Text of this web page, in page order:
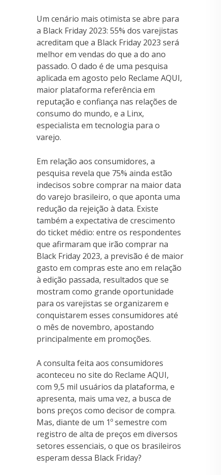
Um cenário mais otimista se abre para
a Black Friday 2023: 55% dos varejistas
acreditam que a Black Friday 2023 será
melhor em vendas do que a do ano
passado. O dado é de uma pesquisa
aplicada em agosto pelo Reclame AQUI,
maior plataforma referência em
reputação e confiança nas relações de
consumo do mundo, e a Linx,
especialista em tecnologia para o
varejo.
Em relação aos consumidores, a
pesquisa revela que 75% ainda estão
indecisos sobre comprar na maior data
do varejo brasileiro, o que aponta uma
redução da rejeição à data. Existe
também a expectativa de crescimento
do ticket médio: entre os respondentes
que afirmaram que irão comprar na
Black Friday 2023, a previsão é de maior
gasto em compras este ano em relação
à edição passada, resultados que se
mostram como grande oportunidade
para os varejistas se organizarem e
conquistarem esses consumidores até
o mês de novembro, apostando
principalmente em promoções.
A consulta feita aos consumidores
aconteceu no site do Reclame AQUI,
com 9,5 mil usuários da plataforma, e
apresenta, mais uma vez, a busca de
bons preços como decisor de compra.
Mas, diante de um 1º semestre com
registro de alta de preços em diversos
setores essenciais, o que os brasileiros
esperam dessa Black Friday?